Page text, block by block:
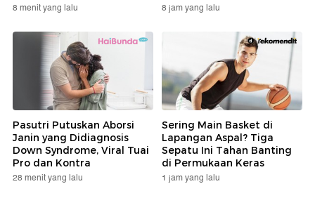
8 menit yang lalu 8 jam yang lalu
Pasutri Putuskan Aborsi
Janin yang Didiagnosis
Down Syndrome, Viral Tuai
Pro dan Kontra
28 menit yang lalu
Sering Main Basket di
Lapangan Aspal? Tiga
Sepatu Ini Tahan Banting
di Permukaan Keras
1 jam yang lalu